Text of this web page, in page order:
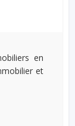
en
et